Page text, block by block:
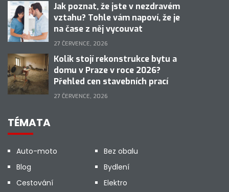
Jak poznat, že jste v nezdravém
vztahu? Tohle vám napoví, že je
na čase z něj vycouvat
27 ČERVENCE, 2026
Kolik stojí rekonstrukce bytu a
domu v Praze v roce 2026?
Přehled cen stavebních prací
27 ČERVENCE, 2026
TÉMATA
Auto-moto
Bez obalu
Blog
Bydlení
Cestování
Elektro